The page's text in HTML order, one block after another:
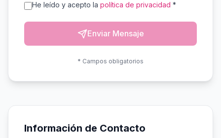
He leído y acepto la política de privacidad *
Enviar Mensaje
* Campos obligatorios
Información de Contacto